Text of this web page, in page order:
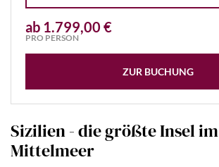
ab 1.799,00 €
PRO PERSON
ZUR BUCHUNG
Sizilien - die größte Insel im
Mittelmeer